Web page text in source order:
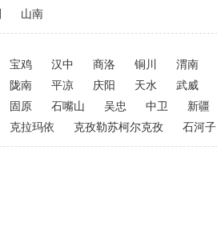
山南
宝鸡 汉中 商洛 铜川 渭南
陇南 平凉 庆阳 天水 武威
固原 石嘴山 吴忠 中卫 新疆
克拉玛依 克孜勒苏柯尔克孜 石河子